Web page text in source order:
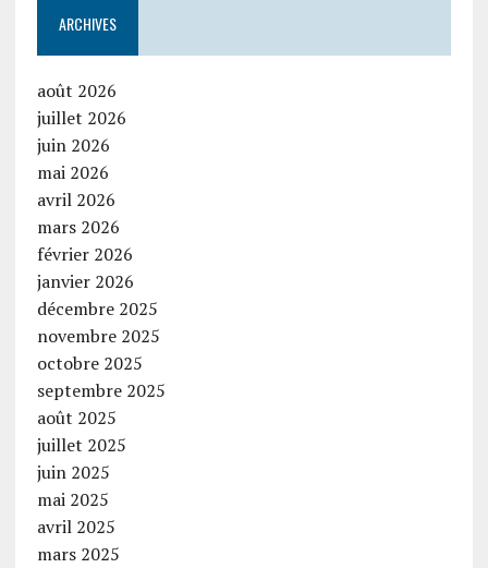
ARCHIVES
août 2026
juillet 2026
juin 2026
mai 2026
avril 2026
mars 2026
février 2026
janvier 2026
décembre 2025
novembre 2025
octobre 2025
septembre 2025
août 2025
juillet 2025
juin 2025
mai 2025
avril 2025
mars 2025